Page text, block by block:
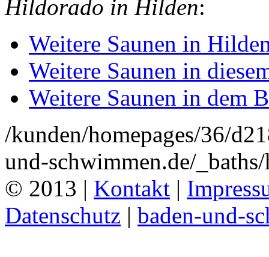
Hildorado in Hilden:
Weitere Saunen in
Weitere Saunen in
Weitere Saunen in dem
/kunden/homepages/36/
und-schwimmen.de/
© 2013 | Kontakt |
Datenschutz | baden-und-